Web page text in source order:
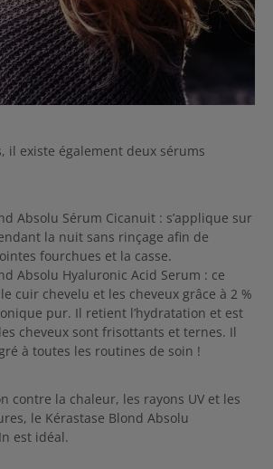
il existe également deux sérums
Absolu Sérum Cicanuit : s’applique sur
la nuit sans rinçage afin de
fourchues et la casse.
Absolu Hyaluronic Acid Serum : ce
cuir chevelu et les cheveux grâce à 2 %
pur. Il retient l’hydratation et est
cheveux sont frisottants et ternes. Il
à toutes les routines de soin !
contre la chaleur, les rayons UV et les
le Kérastase Blond Absolu
est idéal.